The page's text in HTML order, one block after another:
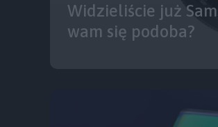
Widzieliście już
wam się podoba?